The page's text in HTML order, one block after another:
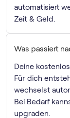
automatisiert
Zeit & Geld.
Was passiert
Deine
Für dich
wechselst
Bei Bedarf
upgraden.